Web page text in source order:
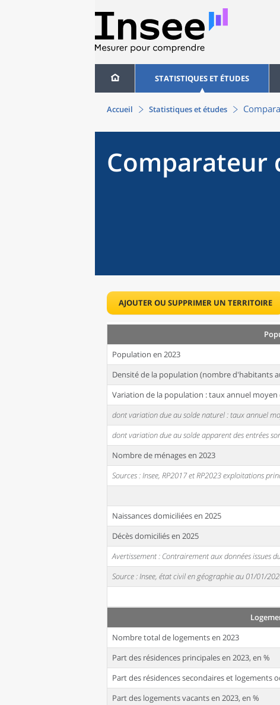
STATISTIQUES ET ÉTUDES
Accueil Statistiques et études
AJOUTER OU SUPPRIMER UN TERRITOIRE
Population en 2023
Densité de la population (nombre d'habitants
Variation de la population : taux annuel moyen
dont variation due au solde naturel : taux annuel
dont variation due au solde apparent des entrées
Nombre de ménages en 2023
Sources : Insee, RP2017 et RP2023 exploitations
Naissances domiciliées en 2025
Décès domiciliés en 2025
Avertissement : Contrairement aux données issues
Source : Insee, état civil en géographie au 01/01/
Nombre total de logements en 2023
Part des résidences principales en 2023, en %
Part des résidences secondaires et logements
Part des logements vacants en 2023, en %